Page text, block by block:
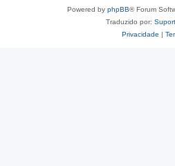
Powered by phpBB® Forum
Traduzido por:
Privacidade |